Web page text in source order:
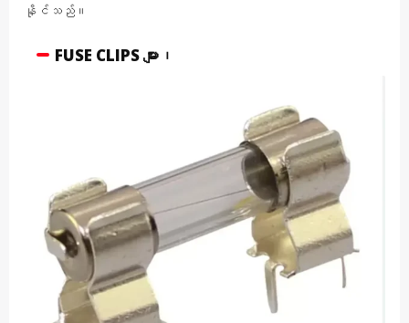
နိုင်သည်။
FUSE CLIPS များ၊